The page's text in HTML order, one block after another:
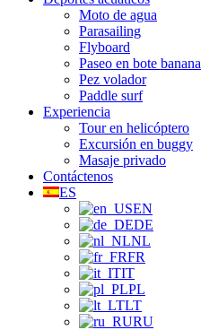
Moto de agua
Parasailing
Flyboard
Paseo en bote banana
Pez volador
Paddle surf
Experiencia
Tour en helicóptero
Excursión en buggy
Masaje privado
Contáctenos
ES
EN
DE
NL
FR
IT
PL
LT
RU